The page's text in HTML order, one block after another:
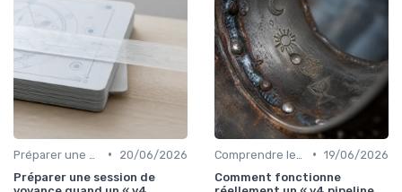
•
20/06/2026
Préparer une session de
• 19/06/2026
Comment fonctionne